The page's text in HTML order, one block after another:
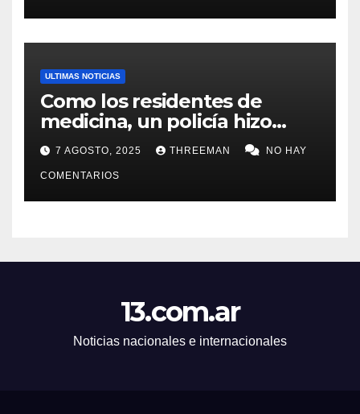
ULTIMAS NOTICIAS
Como los residentes de
medicina, un policía hizo
trampa en un examen para
obtener un ascenso en Santa
Fe y fue suspendido
7 AGOSTO, 2025 THREEMAN NO HAY
COMENTARIOS
13.com.ar
Noticias nacionales e internacionales